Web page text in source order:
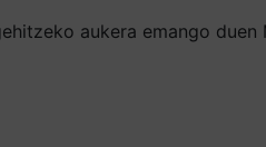
aukera emango